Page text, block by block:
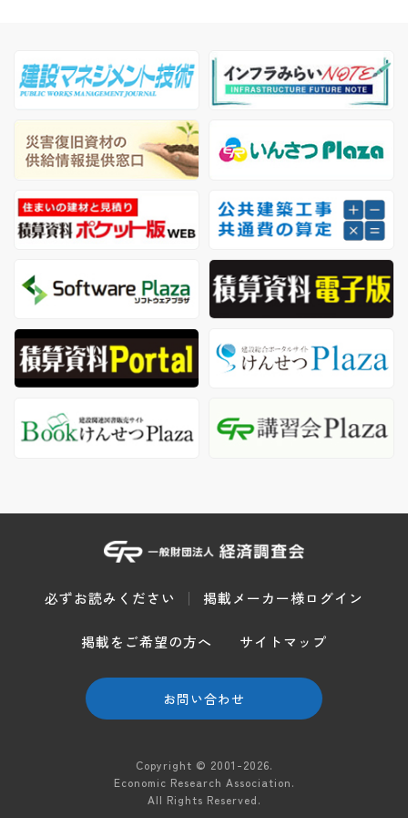
必ずお読みください 掲載メーカー様ログイン
掲載をご希望の方へ サイトマップ
お問い合わせ
Copyright © 2001-2026.
Economic Research Association.
All Rights Reserved.